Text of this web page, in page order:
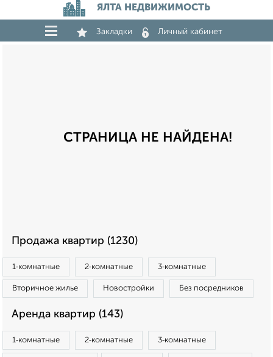
ЯЛТА НЕДВИЖИМОСТЬ
Закладки Личный кабинет
СТРАНИЦА НЕ НАЙДЕНА!
Продажа квартир (1230)
1‑комнатные 2‑комнатные 3‑комнатные
Вторичное жилье Новостройки Без посредников
Аренда квартир (143)
1‑комнатные 2‑комнатные 3‑комнатные